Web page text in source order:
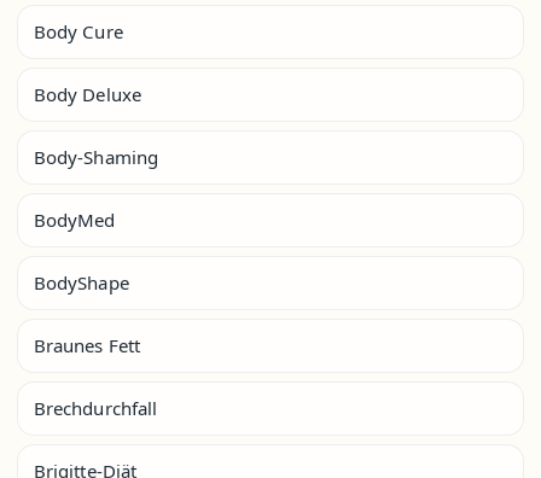
Body Cure
Body Deluxe
Body-Shaming
BodyMed
BodyShape
Braunes Fett
Brechdurchfall
Brigitte-Diät